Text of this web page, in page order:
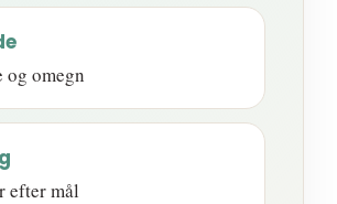
og omegn
efter mål